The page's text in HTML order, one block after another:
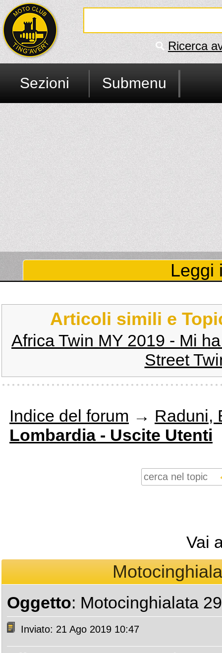
Ricerca
Sezioni Submenu
Leggi
Articoli simili e
Africa Twin MY 2019 - Mi
Street
Indice del forum → Raduni,
Lombardia - Uscite Utenti
Vai
Oggetto: Motocinghialata
Inviato: 21 Ago 2019 10:47